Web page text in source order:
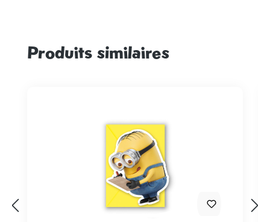
Ignorer la galerie de produits
Produits similaires